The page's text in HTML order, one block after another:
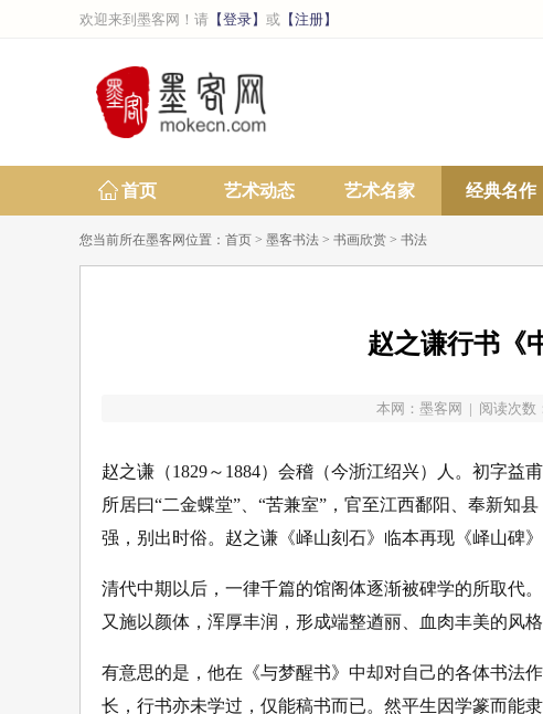
欢迎来到墨客网！请 【登录】 或 【注册】
首页 艺术动态 艺术名家 经典名作
您当前所在墨客网位置： 首页 > 墨客书法 > 书画欣赏 > 书法
赵之谦行书《
本网：墨客网 | 阅读次数
赵之谦（1829～1884）会稽（今浙江绍兴）人。初字益
所居曰“二金蝶堂”、“苦兼室”，官至江西鄱阳、奉新知
强，别出时俗。赵之谦《峄山刻石》临本再现《峄山碑
清代中期以后，一律千篇的馆阁体逐渐被碑学的所取代
又施以颜体，浑厚丰润，形成端整遒丽、血肉丰美的风
有意思的是，他在《与梦醒书》中却对自己的各体书法
长，行书亦未学过，仅能稿书而已。然平生因学篆而能